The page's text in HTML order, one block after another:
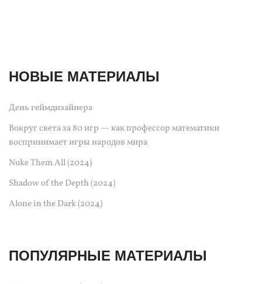
НОВЫЕ МАТЕРИАЛЫ
День геймдизайнера
Вокруг света за 80 игр — как профессор математики
воспринимает игры народов мира
Nuke Them All (2024)
Shadow of the Depth (2024)
Alone in the Dark (2024)
ПОПУЛЯРНЫЕ МАТЕРИАЛЫ